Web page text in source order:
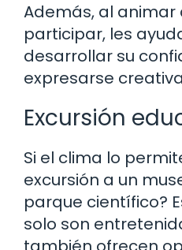
Además, al animar
participar, les
desarrollar su
expresarse
Excursión
Si el clima lo
excursión a un
parque científico?
solo son